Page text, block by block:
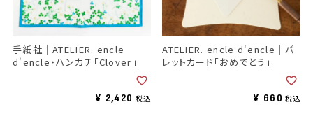
手紙社｜ATELIER. encle
d'encle・ハンカチ「Clover」
¥ 2,420 税込
ATELIER. encle d'encle｜パ
レットカード「おめでとう」
¥ 660 税込